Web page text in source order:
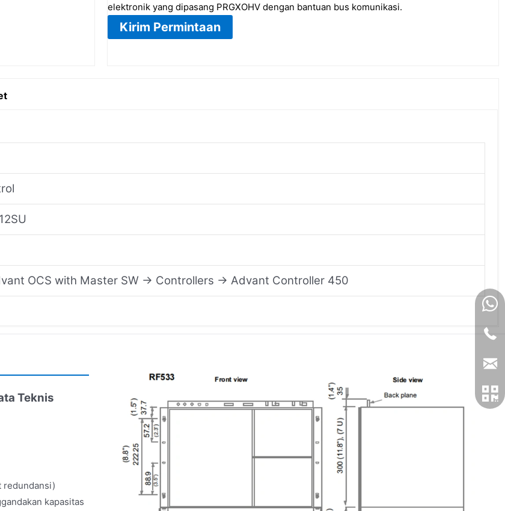
elektronik yang dipasang PRGXOHV dengan bantuan bus komunikasi.
Kirim Permintaan
OCS with Master SW → Controllers → Advant Controller 450
Teknis
redundansi)
kapasitas